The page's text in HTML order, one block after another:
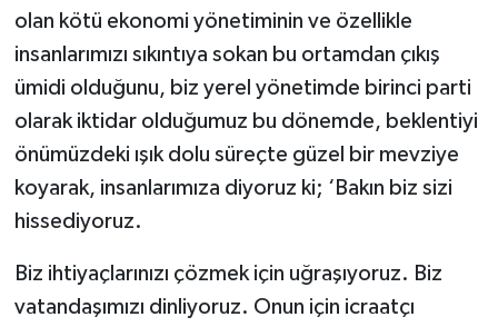
olan kötü ekonomi yönetiminin ve özellikle
insanlarımızı sıkıntıya sokan bu ortamdan çıkış
ümidi olduğunu, biz yerel yönetimde birinci parti
olarak iktidar olduğumuz bu dönemde, beklentiyi
önümüzdeki ışık dolu süreçte güzel bir mevziye
koyarak, insanlarımıza diyoruz ki; ‘Bakın biz sizi
hissediyoruz.
Biz ihtiyaçlarınızı çözmek için uğraşıyoruz. Biz
vatandaşımızı dinliyoruz. Onun için icraatçı